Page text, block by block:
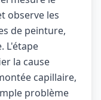
observe les
de peinture,
L'étape
la cause
capillaire,
problème